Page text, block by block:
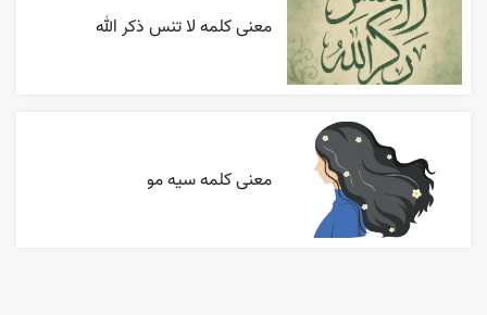
معنی کلمه لا تنس ذکر الله
معنی کلمه سیه مو